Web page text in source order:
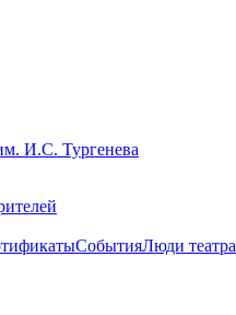
СобытияЛюди театра